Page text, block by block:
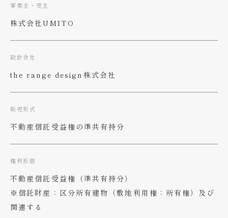
事業主・売主
株式会社UMITO
設計会社
the range design株式会社
販売形式
不動産信託受益権の準共有持分
権利形態
不動産信託受益権（準共有持分）
※信託財産：区分所有建物（敷地利用権：所有権）​及び
関連する